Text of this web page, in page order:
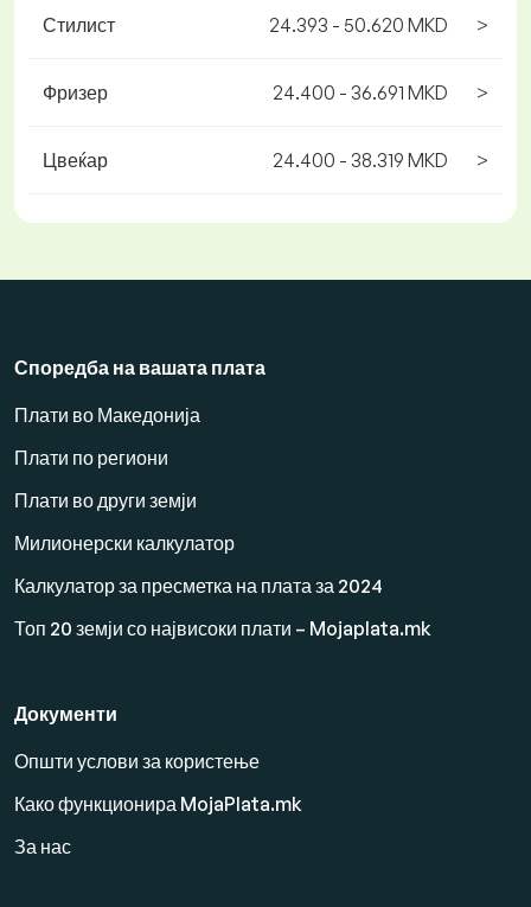
Стилист 24.393 - 50.620 MKD >
Фризер 24.400 - 36.691 MKD >
Цвеќар 24.400 - 38.319 MKD >
Споредба на вашата плата
Плати во Македонија
Плати по региони
Плати во други земји
Милионерски калкулатор
Калкулатор за пресметка на плата за 2024
Топ 20 земји со највисоки плати – Mojaplata.mk
Документи
Општи услови за користење
Како функционира MojaPlata.mk
За нас